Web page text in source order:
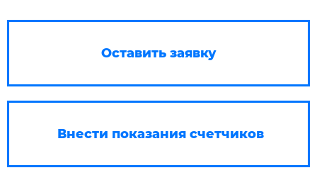
Оставить заявку
Внести показания счетчиков